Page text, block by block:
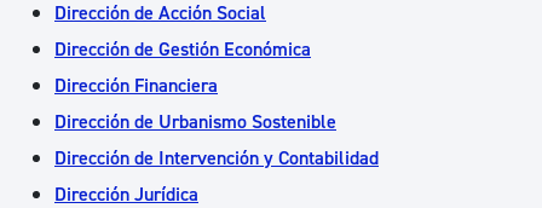
Dirección de Acción Social
Dirección de Gestión Económica
Dirección Financiera
Dirección de Urbanismo Sostenible
Dirección de Intervención y Contabilidad
Dirección Jurídica